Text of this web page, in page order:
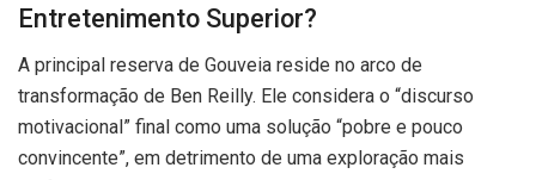
Entretenimento Superior?
A principal reserva de Gouveia reside no arco de
transformação de Ben Reilly. Ele considera o “discurso
motivacional” final como uma solução “pobre e pouco
convincente”, em detrimento de uma exploração mais